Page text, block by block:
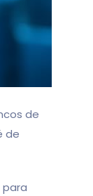
de
de
para